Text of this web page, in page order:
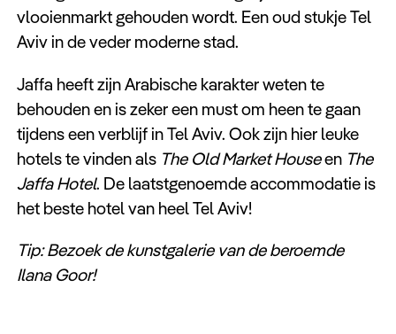
vlooienmarkt gehouden wordt. Een oud stukje Tel
Aviv in de veder moderne stad.
Jaffa heeft zijn Arabische karakter weten te
behouden en is zeker een must om heen te gaan
tijdens een verblijf in Tel Aviv. Ook zijn hier leuke
hotels te vinden als The Old Market Houseen The
Jaffa Hotel. De laatstgenoemde accommodatie is
het beste hotel van heel Tel Aviv!
Tip: Bezoek de kunstgalerie van de beroemde
Ilana Goor!